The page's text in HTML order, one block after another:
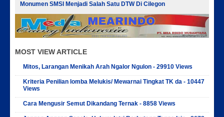
Monumen SMSI Menjadi Salah Satu DTW Di Cilegon
MOST VIEW ARTICLE
Mitos, Larangan Menikah Arah Ngalor Ngulon - 29910 Views
Kriteria Penilian lomba Melukis/ Mewarnai Tingkat TK da - 10447
Views
Cara Mengusir Semut Dikandang Ternak - 8858 Views